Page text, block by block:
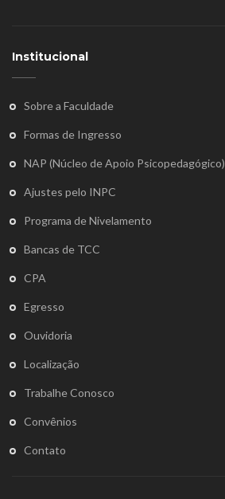
Institucional
Sobre a Faculdade
Formas de Ingresso
NAP (Núcleo de Apoio Psicopedagógico)
Ajustes pelo INPC
Programa de Nivelamento
Bancas de TCC
CPA
Egresso
Ouvidoria
Localização
Trabalhe Conosco
Convênios
Contato